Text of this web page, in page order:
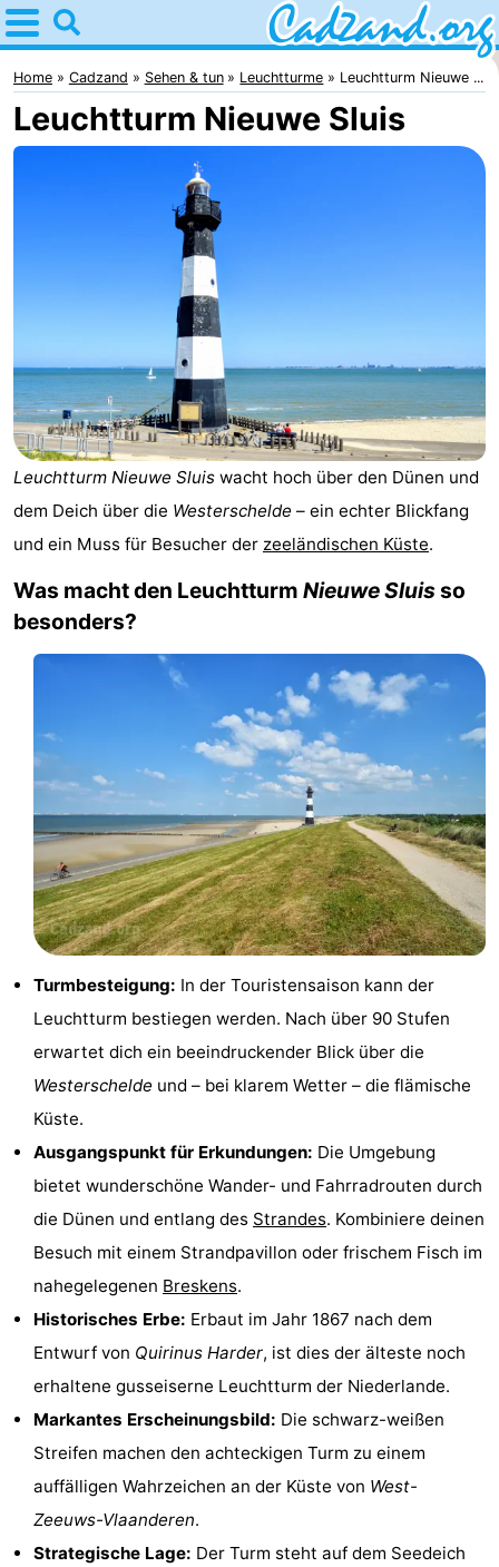
Home
Cadzand
Tipps
Ferienhäuser
-
Bad
-
Nieuwvliet-
Meulinge
EuroParcs
-
Résidence
Cadzand-
Bad
Resort
Nieuwvliet-
Bad
Schoneveld
Strand
Resort
Nieuwvliet-
Bad
Waterdunen
Zonneweelde
-
Zwinhoeve
Hotels
Lastminutes
Strand
Sehen
tun
Museen
Denkmäler
-
Mühlen
Aussichtspunkte
Attraktionen
Rundfahrten
Home Cadzand Sehen & tun Leuchtturme Leuchtturm Nieuwe ...
Leuchtturm Nieuwe Sluis
Leuchtturm Nieuwe Sluis wacht hoch über den Dünen und
dem Deich über die Westerschelde – ein echter Blickfang
und ein Muss für Besucher der zeeländischen Küste.
Was macht den Leuchtturm Nieuwe Sluisso
besonders?
Turmbesteigung: In der Touristensaison kann der
Leuchtturm bestiegen werden. Nach über 90 Stufen
erwartet dich ein beeindruckender Blick über die
Westerschelde und – bei klarem Wetter – die flämische
Küste.
Ausgangspunkt für Erkundungen: Die Umgebung
bietet wunderschöne Wander- und Fahrradrouten durch
die Dünen und entlang des Strandes. Kombiniere deinen
Besuch mit einem Strandpavillon oder frischem Fisch im
nahegelegenen Breskens.
Historisches Erbe: Erbaut im Jahr 1867 nach dem
Entwurf von Quirinus Harder, ist dies der älteste noch
erhaltene gusseiserne Leuchtturm der Niederlande.
Markantes Erscheinungsbild: Die schwarz-weißen
Streifen machen den achteckigen Turm zu einem
auffälligen Wahrzeichen an der Küste von West-
Zeeuws-Vlaanderen.
Strategische Lage: Der Turm steht auf dem Seedeich